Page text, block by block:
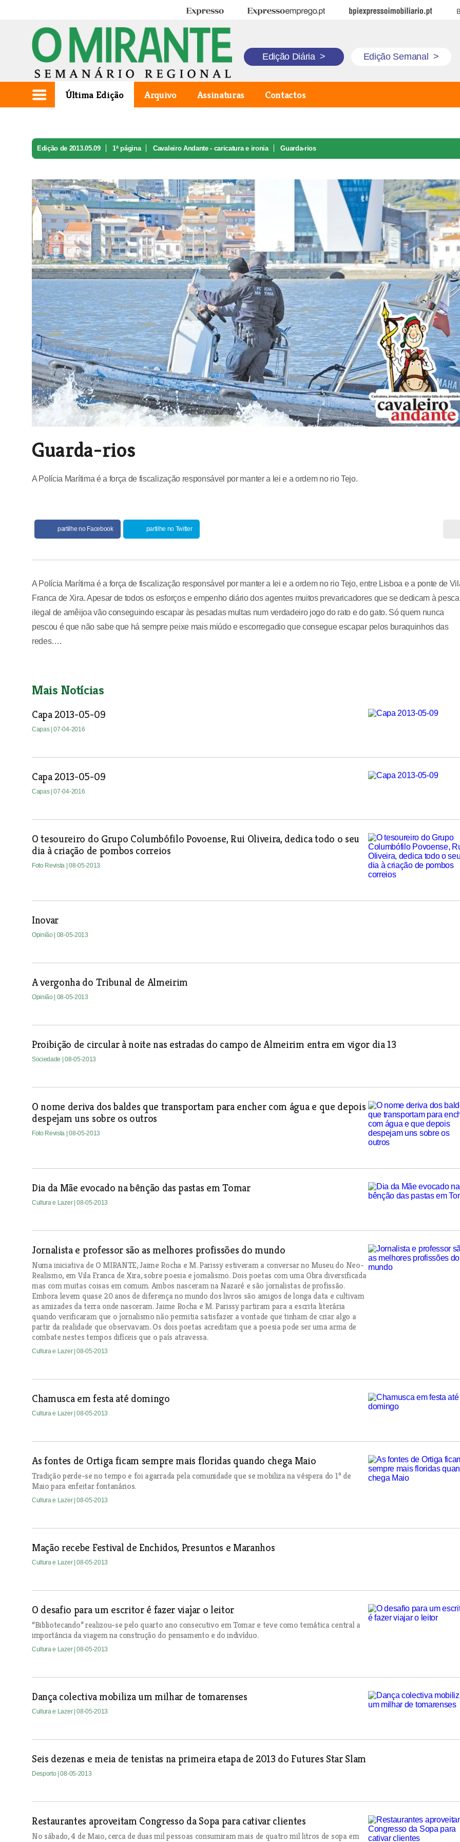
Expresso Expresso Emprego BPI Expresso Imobiliário
Edição Diária > Edição Semanal >
Última Edição Arquivo Assinaturas Contactos
Edição de 2013.05.09 1ª página Cavaleiro Andante - caricatura e ironia Guarda-rios
Guarda-rios
A Polícia Marítima é a força de fiscalização responsável por manter a lei e a ordem no rio Tejo.
partilhe no Facebook partilhe no Twitter
A Polícia Marítima é a força de fiscalização responsável por manter a lei e a ordem no rio Tejo, entre Lisboa e a ponte de
Franca de Xira. Apesar de todos os esforços e empenho diário dos agentes muitos prevaricadores que se dedicam à pesca
ilegal de amêijoa vão conseguindo escapar às pesadas multas num verdadeiro jogo do rato e do gato. Só quem nunca
pescou é que não sabe que há sempre peixe mais miúdo e escorregadio que consegue escapar pelos buraquinhos das
redes….
Mais Notícias
Capa 2013-05-09
Capas | 07-04-2016
Capa 2013-05-09
Capas | 07-04-2016
O tesoureiro do Grupo Columbófilo Povoense, Rui Oliveira, dedica todo o seu
dia à criação de pombos correios
Foto Revista | 08-05-2013
Inovar
Opinião | 08-05-2013
A vergonha do Tribunal de Almeirim
Opinião | 08-05-2013
Proibição de circular à noite nas estradas do campo de Almeirim entra em vigor dia 13
Sociedade | 08-05-2013
O nome deriva dos baldes que transportam para encher com água e que depois
despejam uns sobre os outros
Foto Revista | 08-05-2013
Dia da Mãe evocado na bênção das pastas em Tomar
Cultura e Lazer | 08-05-2013
Jornalista e professor são as melhores profissões do mundo
Numa iniciativa de O MIRANTE, Jaime Rocha e M. Parissy estiveram a conversar no Museu do Neo-
Realismo, em Vila Franca de Xira, sobre poesia e jornalismo. Dois poetas com uma Obra diversificada
mas com muitas coisas em comum. Ambos nasceram na Nazaré e são jornalistas de profissão.
Embora levem quase 20 anos de diferença no mundo dos livros são amigos de longa data e cultivam
as amizades da terra onde nasceram. Jaime Rocha e M. Parissy partiram para a escrita literária
quando verificaram que o jornalismo não permitia satisfazer a vontade que tinham de criar algo a
partir da realidade que observavam. Os dois poetas acreditam que a poesia pode ser uma arma de
combate nestes tempos difíceis que o país atravessa.
Cultura e Lazer | 08-05-2013
Chamusca em festa até domingo
Cultura e Lazer | 08-05-2013
As fontes de Ortiga ficam sempre mais floridas quando chega Maio
Tradição perde-se no tempo e foi agarrada pela comunidade que se mobiliza na véspera do 1º de
Maio para enfeitar fontanários.
Cultura e Lazer | 08-05-2013
Mação recebe Festival de Enchidos, Presuntos e Maranhos
Cultura e Lazer | 08-05-2013
O desafio para um escritor é fazer viajar o leitor
“Bibliotecando” realizou-se pelo quarto ano consecutivo em Tomar e teve como temática central a
importância da viagem na construção do pensamento e do indivíduo.
Cultura e Lazer | 08-05-2013
Dança colectiva mobiliza um milhar de tomarenses
Cultura e Lazer | 08-05-2013
Seis dezenas e meia de tenistas na primeira etapa de 2013 do Futures Star Slam
Desporto | 08-05-2013
Restaurantes aproveitam Congresso da Sopa para cativar clientes
No sábado, 4 de Maio, cerca de duas mil pessoas consumiram mais de quatro mil litros de sopa em